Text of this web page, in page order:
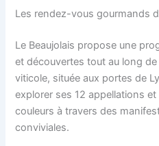
Les rendez-vous gourmands
Le Beaujolais propose une
et découvertes tout au long
viticole, située aux portes de
explorer ses 12 appellations
couleurs à travers des
conviviales.